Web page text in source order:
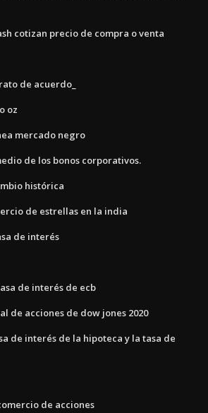
cotizan precio de compra o venta
de acuerdo_
oz
mercado negro
de los bonos corporativos.
histórica
de estrellas en la india
de interés
de interés de ecb
de acciones de dow jones 2020
de interés de la hipoteca y la tasa de
de acciones